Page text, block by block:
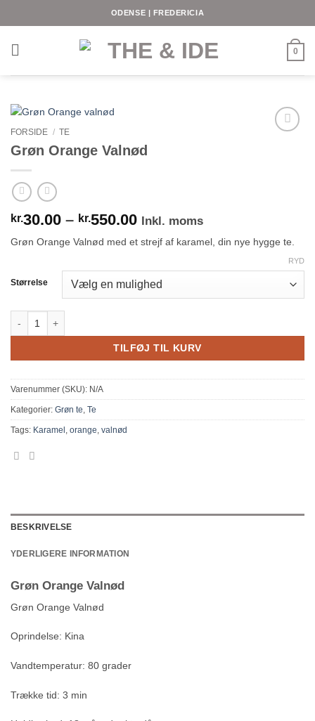
ODENSE | FREDERICIA
0
FORSIDE / TE
Grøn Orange Valnød
kr.30.00 – kr.550.00Prisinterval:
til
Inkl. moms
Grøn Orange Valnød med et strejf af karamel, din nye hygge te.
Størrelse
RYD
TILFØJ TIL KURV
Varenummer (SKU): N/A
Kategorier: Grøn te Te
Tags: Karamel orange valnød
BESKRIVELSE
YDERLIGERE INFORMATION
Grøn Orange Valnød
Grøn Orange Valnød
Oprindelse: Kina
Vandtemperatur: 80 grader
Trække tid: 3 min